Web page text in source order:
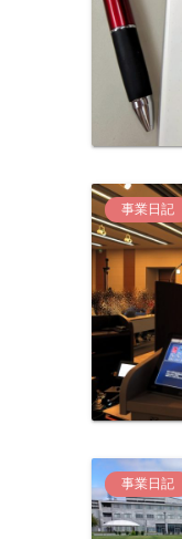
事業日記
事業日記